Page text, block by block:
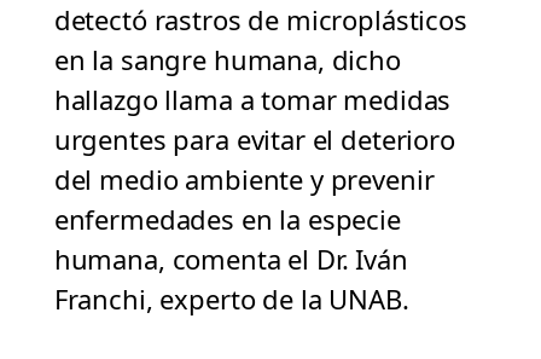
detectó rastros de microplásticos
en la sangre humana, dicho
hallazgo llama a tomar medidas
urgentes para evitar el deterioro
del medio ambiente y prevenir
enfermedades en la especie
humana, comenta el Dr. Iván
Franchi, experto de la UNAB.